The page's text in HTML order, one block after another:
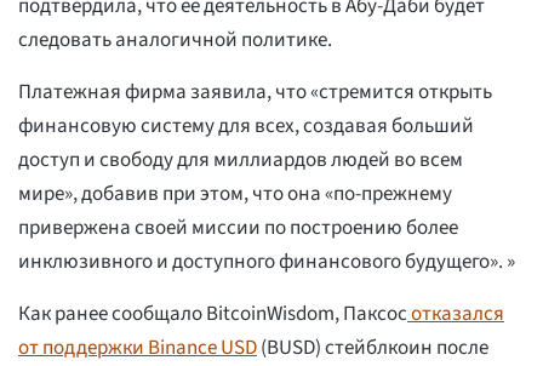
подтвердила, что ее деятельность в Абу-Даби будет
следовать аналогичной политике.
Платежная фирма заявила, что «стремится открыть
финансовую систему для всех, создавая больший
доступ и свободу для миллиардов людей во всем
мире», добавив при этом, что она «по-прежнему
привержена своей миссии по построению более
инклюзивного и доступного финансового будущего». »
Как ранее сообщало BitcoinWisdom, Паксосотказался
от поддержки Binance USD(BUSD) стейблкоин после